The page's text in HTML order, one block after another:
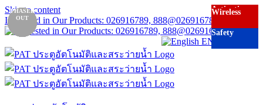
Skip to content
Interested in Our Products: 026916789, 888@026916789.com
EN
Activation
Safety
Activation
Safety
PHASED
OUT
Activation
Safety
PHASED
OUT
PHASED
OUT
Wireless
PHASED
OUT
Wireless
PHASED
OUT